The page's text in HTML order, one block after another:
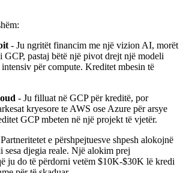
- Ju ngritët financim me një vizion AI, morët
GCP, pastaj bëtë një pivot drejt një modeli
për compute. Kreditet mbesin të
- Ju filluat në GCP për kreditë, por
kryesore te AWS ose Azure për arsye
GCP mbeten në një projekt të vjetër.
e përshpejtuesve shpesh alokojnë
sesa djegia reale. Një alokim prej
ju do të përdorni vetëm $10K-$30K lë kredi